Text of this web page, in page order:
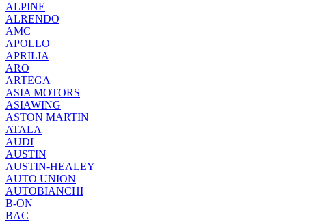
ALPINE
ALRENDO
AMC
APOLLO
APRILIA
ARO
ARTEGA
ASIA MOTORS
ASIAWING
ASTON MARTIN
ATALA
AUDI
AUSTIN
AUSTIN-HEALEY
AUTO UNION
AUTOBIANCHI
B-ON
BAC